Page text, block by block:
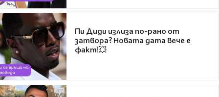
Пи Диди излиза по-рано от
затвора? Новата дата вече е
факт!💥